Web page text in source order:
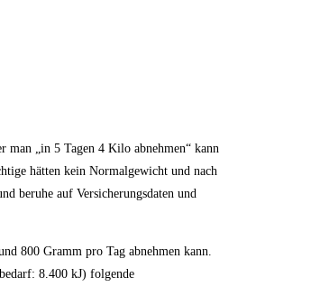
man „in 5 Tagen 4 Kilo abnehmen“ kann
hätten kein Normalgewicht und nach
beruhe auf Versicherungsdaten und
800 Gramm pro Tag abnehmen kann.
8.400 kJ) folgende